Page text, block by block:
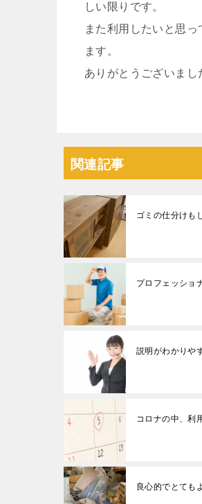
しい限りです。
また利用したいと思
ます。
ありがとうございまし
関連記事
ゴミの仕分けも
プロフェッショ
説明がわかりや
コロナの中、利
良心的でとても